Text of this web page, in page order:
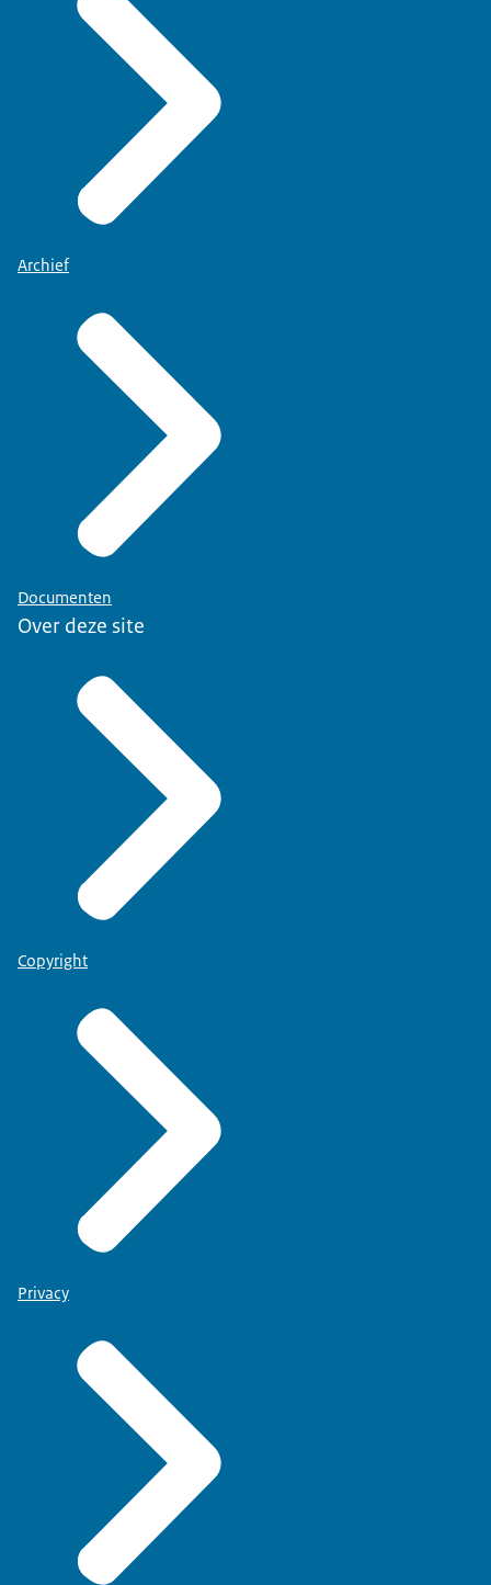
Archief
Documenten
Over deze site
Copyright
Privacy